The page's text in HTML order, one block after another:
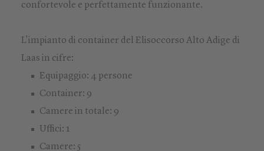
confortevole e perfettamente funzionante.
L'impianto di container del Elisoccorso Alto Adige di
Laas in cifre:
Equipaggio: 4 persone
Container: 9
Camere in totale: 9
Uffici: 1
Camere: 5